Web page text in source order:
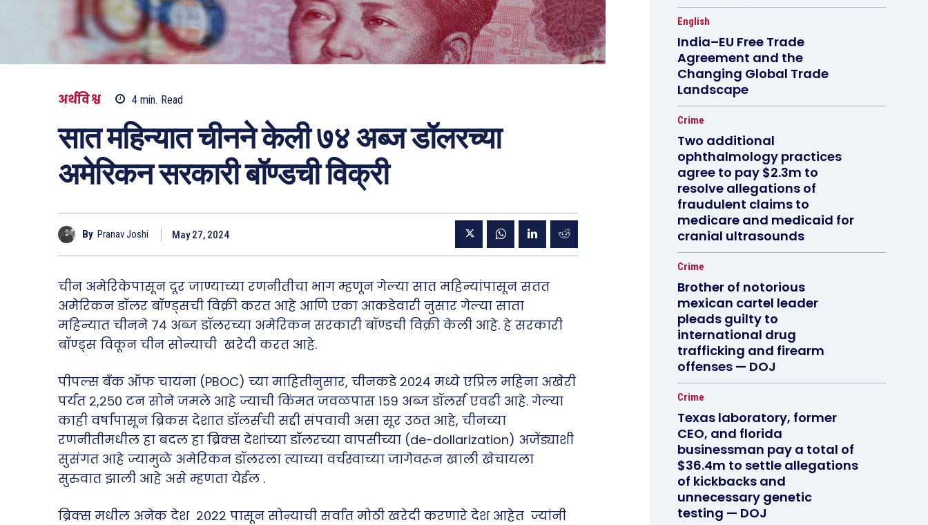
अर्थविश्व 4 min. Read
सात महिन्यात चीनने केली ७४ अब्ज डॉलरच्या
अमेरिकन सरकारी बॉण्डची विक्री
By Pranav Joshi May 27, 2024
चीन अमेरिकेपासून दूर जाण्याच्या रणनीतीचा भाग म्हणून गेल्या सात महिन्यांपासून सतत
अमेरिकन डॉलर बॉण्ड्सची विक्री करत आहे आणि एका आकडेवारी नुसार गेल्या साता
महिन्यात चीनने ७४ अब्ज डॉलरच्या अमेरिकन सरकारी बॉण्डची विक्री केली आहे. हे सरकारी
बॉण्ड्स विकून चीन सोन्याची खरेदी करत आहे.
पीपल्स बँक ऑफ चायना (PBOC) च्या माहितीनुसार, चीनकडे २०२४ मध्ये एप्रिल महिना अखेरी
पर्यंत २,२५० टन सोने जमले आहे ज्याची किंमत जवळपास १५९ अब्ज डॉलर्स एवढी आहे. गेल्या
काही वर्षांपासून ब्रिकस देशात डॉलर्सची सद्दी संपवावी असा सूर उठत आहे, चीनच्या
रणनीतीमधील हा बदल हा ब्रिक्स देशांच्या डॉलरच्या वापसीच्या (de-dollarization) अजेंड्याशी
सुसंगत आहे ज्यामुळे अमेरिकन डॉलरला त्याच्या वर्चस्वाच्या जागेवरून खाली खेचायला
सुरुवात झाली आहे असे म्हणता येईल .
ब्रिक्स मधील अनेक देश २०२२ पासून सोन्याची सर्वात मोठी खरेदी करणारे देश आहेत ज्यांनी
English
India–EU Free Trade
Agreement and the
Changing Global Trade
Landscape
Crime
Two additional
ophthalmology practices
agree to pay $2.3m to
resolve allegations of
fraudulent claims to
medicare and medicaid for
cranial ultrasounds
Crime
Brother of notorious
mexican cartel leader
pleads guilty to
international drug
trafficking and firearm
offenses — DOJ
Crime
Texas laboratory, former
CEO, and florida
businessman pay a total of
$36.4m to settle allegations
of kickbacks and
unnecessary genetic
testing — DOJ